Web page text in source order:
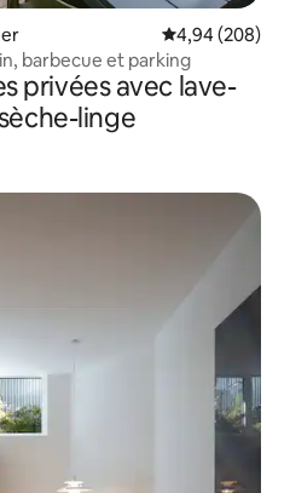
Évaluation
4,94 (208)
barbecue et parking
privées avec lave-
linge